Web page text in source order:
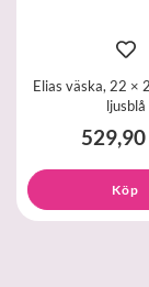
Elias väska, 22 ×
ljusblå
Köp